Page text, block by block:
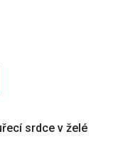
srdce v želé